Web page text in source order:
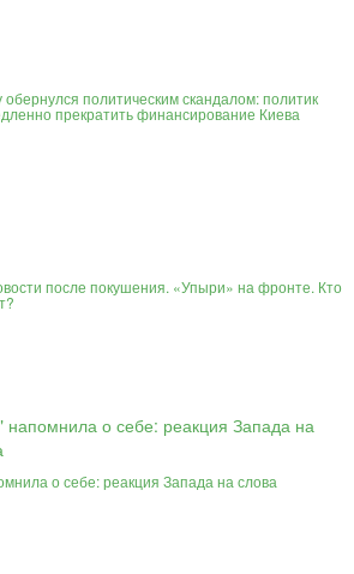
политическим скандалом: политик
прекратить финансирование Киева
после покушения. «Упыри» на фронте. Кто
о себе: реакция Запада на слова